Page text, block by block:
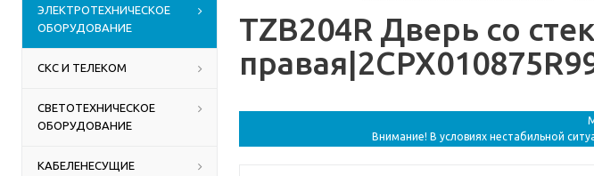
Контакты
ЭЛЕКТРОТЕХНИЧЕСКОЕ
ОБОРУДОВАНИЕ
СКС И ТЕЛЕКОМ
СВЕТОТЕХНИЧЕСКОЕ
ОБОРУДОВАНИЕ
КАБЕЛЕНЕСУЩИЕ
TZB204R Дверь со
Внимание! В условиях нестабильной